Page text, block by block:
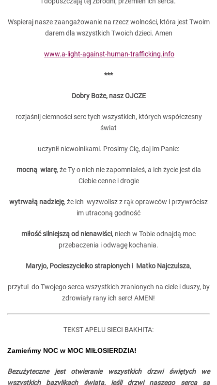
Wspieraj nasze zaangażowanie na rzecz wolności, która jest Twoim
darem dla wszystkich Twoich dzieci. Amen
www.a-light-against-human-trafficking.info
***
Dobry Boże, nasz OJCZE
rozjaśnij ciemności serc tych wszystkich, których współczesny
świat
uczynił niewolnikami. Prosimy Cię, daj im Panie:
mocną wiarę, że Ty o nich nie zapomniałeś, a ich życie jest dla
Ciebie cenne i drogie
wytrwałą nadzieję, że ich wyzwolisz z rąk oprawców i przywrócisz
im utraconą godność
miłość silniejszą od nienawiści, niech w Tobie odnajdą moc
przebaczenia i odwagę kochania.
Maryjo, Pocieszycielko strapionych i Matko Najczulsza,
przytul do Twojego serca wszystkich zranionych na ciele i duszy, by
zdrowiały rany ich serc! AMEN!
TEKST APELU SIECI BAKHITA:
Zamieńmy NOC w MOC MIŁOSIERDZIA!
Bezużyteczne jest otwieranie wszystkich drzwi świętych we
wszystkich bazylikach świata, jeśli drzwi naszego serca są